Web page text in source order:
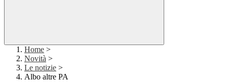
Home >
Novità >
Le notizie >
Albo altre PA